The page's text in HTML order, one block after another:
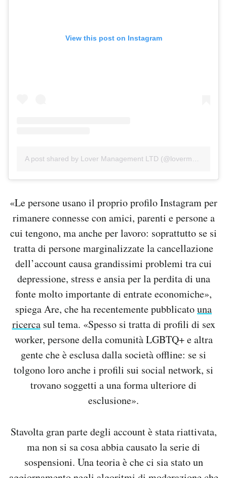
View this post on Instagram
«Le persone usano il proprio profilo Instagram per
rimanere connesse con amici, parenti e persone a
cui tengono, ma anche per lavoro: soprattutto se si
tratta di persone marginalizzate la cancellazione
dell’account causa grandissimi problemi tra cui
depressione, stress e ansia per la perdita di una
fonte molto importante di entrate economiche»,
spiega Are, che ha recentemente pubblicatouna
ricercasul tema. «Spesso si tratta di profili di sex
worker, persone della comunità LGBTQ+ e altra
gente che è esclusa dalla società offline: se si
tolgono loro anche i profili sui social network, si
trovano soggetti a una forma ulteriore di
esclusione».
Stavolta gran parte degli account è stata riattivata,
ma non si sa cosa abbia causato la serie di
sospensioni. Una teoria è che ci sia stato un